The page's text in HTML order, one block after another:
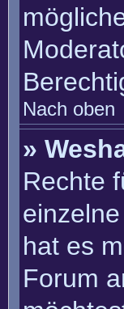
Nach oben
»
Rechte
hat es
Forum